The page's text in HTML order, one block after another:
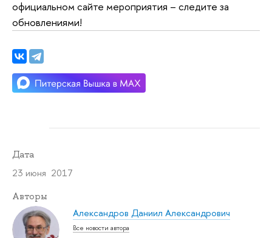
официальном сайте мероприятия – следите за
обновлениями!
Дата
23 июня 2017
Авторы
Александров Даниил Александрович
Все новости автора